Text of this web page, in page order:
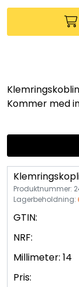
Kommer med
Produktnummer:
Lagerbeholdning:
GTIN:
NRF:
Millimeter: 14
Pris:
Unipak
Vannprøver
Syrefast
TA-SCOPE